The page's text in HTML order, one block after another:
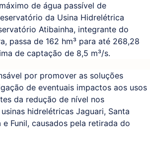
de água passível de
da Usina Hidrelétrica
Atibainha, integrante do
passa de 162 hm³ para até 268,28
de captação de 8,5 m³/s.
por promover as soluções
de eventuais impactos aos usos
da redução de nível nos
hidrelétricas Jaguari, Santa
e Funil, causados pela retirada do